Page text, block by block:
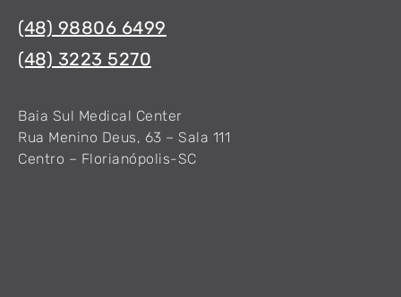
(48) 98806 6499
(48) 3223 5270
Baia Sul Medical Center
Rua Menino Deus, 63 – Sala 111
Centro – Florianópolis-SC